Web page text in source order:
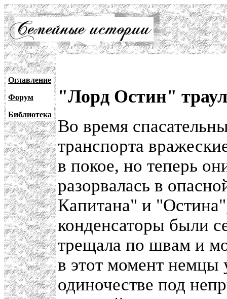
Оглавление
Форум
Библиотека
"Лорд Остин"
Во время
транспорта
в покое, но теперь
разорвалась в
Капитана" и
конденсаторы были
трещала по швам и
в этот момент немцы
одиночестве под